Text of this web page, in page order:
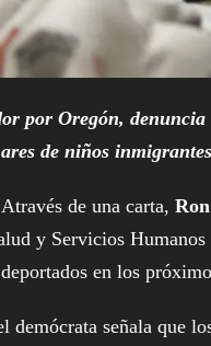
por Oregón,
de niños inmigrantes
de una carta,
y Servicios
en los
demócrata señala que